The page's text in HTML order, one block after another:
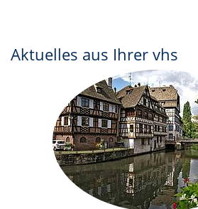
Aktuelles aus Ihrer vhs